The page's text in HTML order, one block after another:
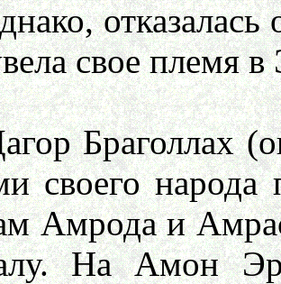
свое племя в
Браголлах
своего
Амрода и
На Амон